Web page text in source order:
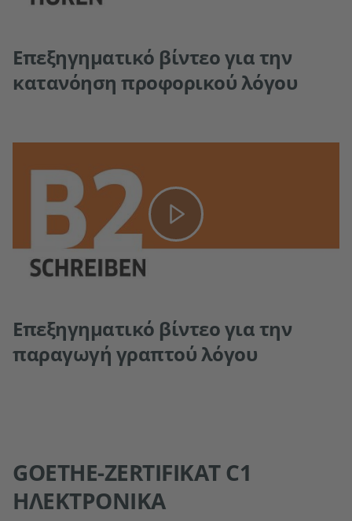
Επεξηγηματικό βίντεο για την
κατανόηση προφορικού λόγου
Επεξηγηματικό βίντεο για την
παραγωγή γραπτού λόγου
GOETHE-ZERTIFIKAT C1
ΗΛΕΚΤΡΟΝΙΚΆ